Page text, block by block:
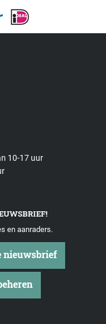
10-17 uur
en aanraders.
nieuwsbrief